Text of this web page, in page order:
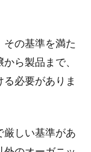
クを家庭で楽し
か。オーガニックと
その基準を満た
ら製品まで、
必要がありま
厳しい基準があ